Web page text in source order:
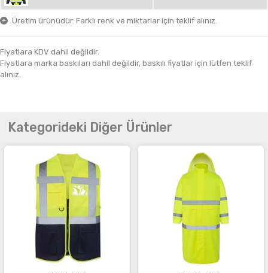
Üretim ürünüdür. Farklı renk ve miktarlar için teklif alınız.
Fiyatlara KDV dahil değildir.
Fiyatlara marka baskıları dahil değildir, baskılı fiyatlar için lütfen teklif
alınız.
Kategorideki Diğer Ürünler
İncele İncele